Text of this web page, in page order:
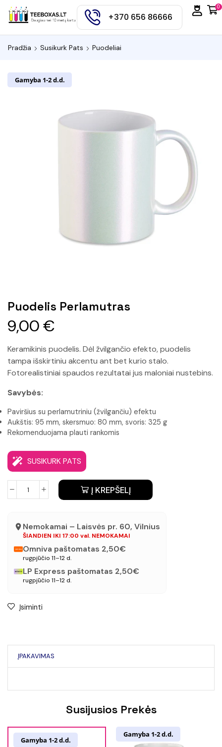
+370 656 86666
0
Pradžia Susikurk Pats Puodeliai
Gamyba 1-2 d.d.
Puodelis Perlamutras
9,00€
Keramikinis puodelis. Dėl žvilgančio efekto, puodelis
tampa išskirtiniu akcentu ant bet kurio stalo.
Fotorealistiniai spaudos rezultatai jus maloniai nustebins.
Savybės:
Paviršius su perlamutriniu (žvilgančiu) efektu
Aukštis: 95 mm, skersmuo: 80 mm, svoris: 325 g
Rekomenduojama plauti rankomis
SUSIKURK PATS
Į KREPŠELĮ
Nemokamai – Laisvės pr. 60, Vilnius
ŠIANDIEN IKI 17:00 val. NEMOKAMAI
Omniva paštomatas 2,50€
rugpjūčio 11–12 d.
LP Express paštomatas 2,50€
rugpjūčio 11–12 d.
Įsiminti
ĮPAKAVIMAS
Susijusios Prekės
Gamyba 1-2 d.d.
Gamyba 1-2 d.d.